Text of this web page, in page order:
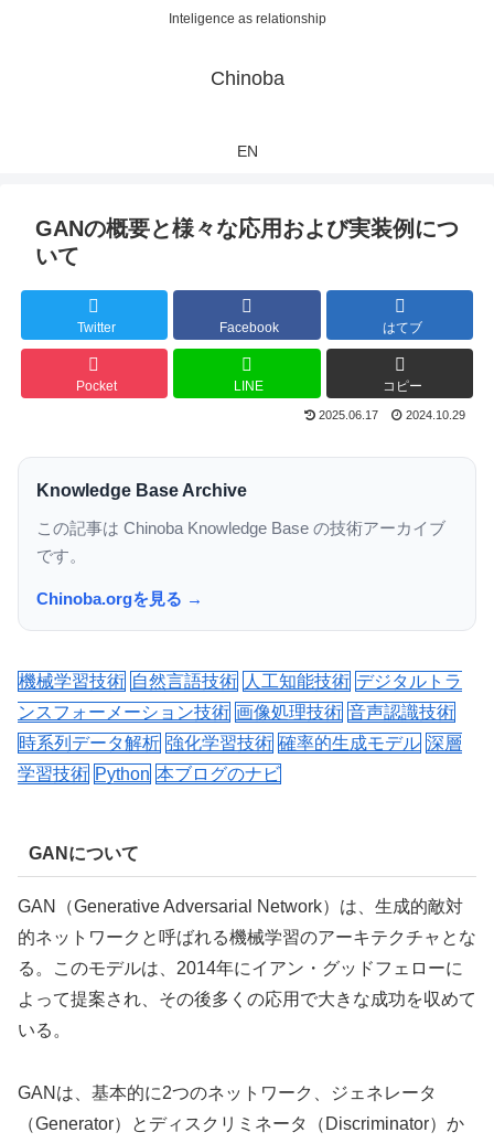
Inteligence as relationship
Chinoba
EN
GANの概要と様々な応用および実装例につ
いて
Twitter Facebook はてブ
Pocket LINE コピー
2025.06.17 2024.10.29
Knowledge Base Archive
この記事は Chinoba Knowledge Base の技術アーカイブ
です。
Chinoba.orgを見る →
機械学習技術 自然言語技術 人工知能技術 デジタルトラ
ンスフォーメーション技術 画像処理技術 音声認識技術
時系列データ解析 強化学習技術 確率的生成モデル 深層
学習技術 Python 本ブログのナビ
GANについて
GAN（Generative Adversarial Network）は、生成的敵対
的ネットワークと呼ばれる機械学習のアーキテクチャとな
る。このモデルは、2014年にイアン・グッドフェローに
よって提案され、その後多くの応用で大きな成功を収めて
いる。
GANは、基本的に2つのネットワーク、ジェネレータ
（Generator）とディスクリミネータ（Discriminator）か